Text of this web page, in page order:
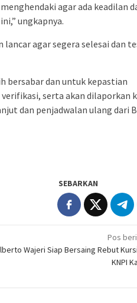
agar ada keadilan
ungkapnya.
agar segera selesai dan
bersabar dan untuk kepastian
serta akan dilaporkan
dan penjadwalan ulang dari
SEBARKAN
Pos
Wajeri Siap Bersaing Rebut
KNPI